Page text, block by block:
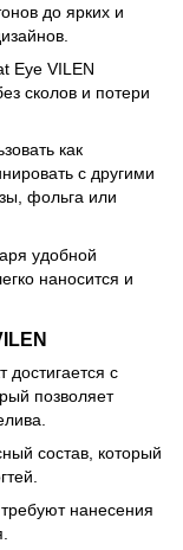
до ярких и
Eye VILEN
сколов и потери
как
с другими
фольга или
удобной
наносится и
с
позволяет
состав, который
нанесения